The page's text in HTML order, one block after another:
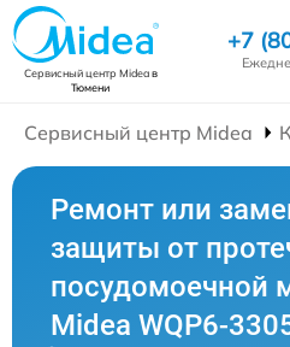
Сервисный центр Mideaв
Тюмени
+7
Сервисный центр Midea
Ремонт или
защиты от
посудомоечной
Midea WQP6-